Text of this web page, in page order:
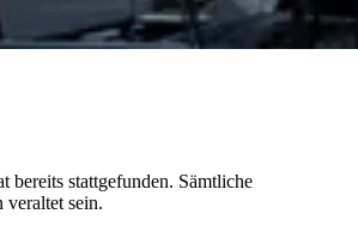
bereits stattgefunden. Sämtliche
sein.